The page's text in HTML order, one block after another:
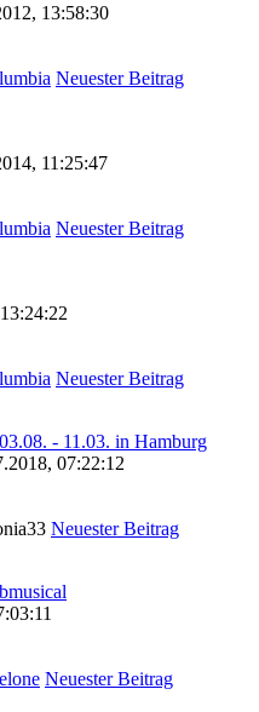
13:58:30
Neuester Beitrag
11:25:47
Neuester Beitrag
Neuester Beitrag
- 11.03. in Hamburg
07:22:12
Neuester Beitrag
Neuester Beitrag